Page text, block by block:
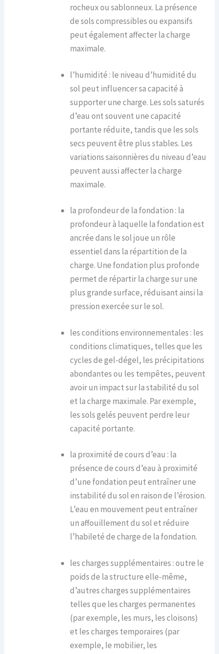
rocheux ou sablonneux. La présence
de sols compressibles ou expansifs
peut également affecter la charge
maximale.
l’humidité : le niveau d’humidité du
sol peut influencer sa capacité à
supporter une charge. Les sols saturés
d’eau ont souvent une capacité
portante réduite, tandis que les sols
secs peuvent être plus stables. Les
variations saisonnières du niveau d’eau
peuvent aussi affecter la charge
maximale.
la profondeur de la fondation : la
profondeur à laquelle la fondation est
ancrée dans le sol joue un rôle
essentiel dans la répartition de la
charge. Une fondation plus profonde
permet de répartir la charge sur une
plus grande surface, réduisant ainsi la
pression exercée sur le sol.
les conditions environnementales : les
conditions climatiques, telles que les
cycles de gel-dégel, les précipitations
abondantes ou les tempêtes, peuvent
avoir un impact sur la stabilité du sol
et la charge maximale. Par exemple,
les sols gelés peuvent perdre leur
capacité portante.
la proximité de cours d’eau : la
présence de cours d’eau à proximité
d’une fondation peut entraîner une
instabilité du sol en raison de l’érosion.
L’eau en mouvement peut entraîner
un affouillement du sol et réduire
l’habileté de charge de la fondation.
les charges supplémentaires : outre le
poids de la structure elle-même,
d’autres charges supplémentaires
telles que les charges permanentes
(par exemple, les murs, les cloisons)
et les charges temporaires (par
exemple, le mobilier, les